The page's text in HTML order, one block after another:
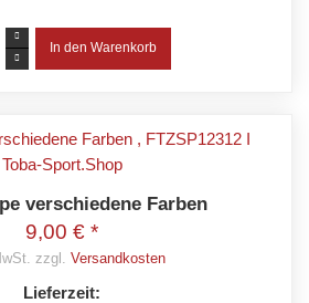
verschiedene Farben
9,00 € *
zzgl. Versandkosten
Lieferzeit: